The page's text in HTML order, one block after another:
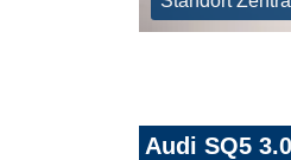
Audi SQ5